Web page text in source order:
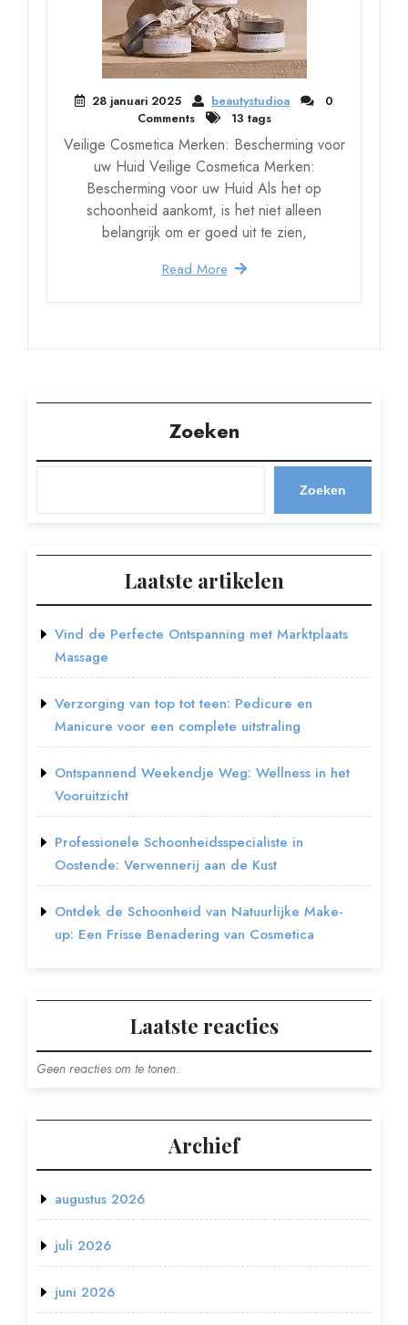
28 januari 2025 beautystudioa
0
Comments
13 tags
Veilige Cosmetica Merken: Bescherming voor
uw Huid Veilige Cosmetica Merken:
Bescherming voor uw Huid Als het op
schoonheid aankomt, is het niet alleen
belangrijk om er goed uit te zien,
Read More
Zoeken
Zoeken
Laatste artikelen
Vind de Perfecte Ontspanning met Marktplaats
Massage
Verzorging van top tot teen: Pedicure en
Manicure voor een complete uitstraling
Ontspannend Weekendje Weg: Wellness in het
Vooruitzicht
Professionele Schoonheidsspecialiste in
Oostende: Verwennerij aan de Kust
Ontdek de Schoonheid van Natuurlijke Make-
up: Een Frisse Benadering van Cosmetica
Laatste reacties
Geen reacties om te tonen.
Archief
augustus 2026
juli 2026
juni 2026